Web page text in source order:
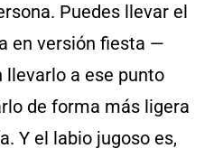
Puedes llevar el
en versión fiesta —
llevarlo a ese punto
de forma más ligera
Y el labio jugoso es,